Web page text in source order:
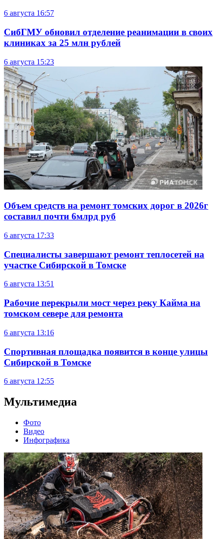
6 августа 16:57
СибГМУ обновил отделение реанимации в своих
клиниках за 25 млн рублей
6 августа 15:23
Объем средств на ремонт томских дорог в 2026г
составил почти 6млрд руб
6 августа 17:33
Специалисты завершают ремонт теплосетей на
участке Сибирской в Томске
6 августа 13:51
Рабочие перекрыли мост через реку Кайма на
томском севере для ремонта
6 августа 13:16
Спортивная площадка появится в конце улицы
Сибирской в Томске
6 августа 12:55
Мультимедиа
Фото
Видео
Инфографика